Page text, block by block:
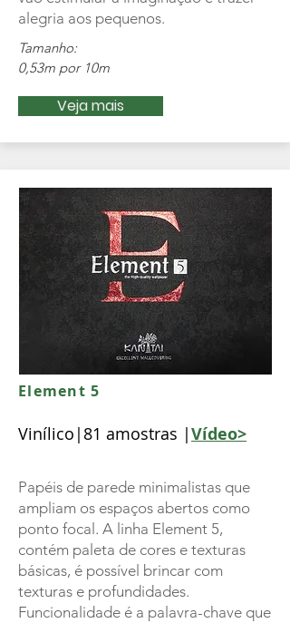
alegria aos pequenos.
Tamanho:
0,53m por 10m
Veja mais
Element 5
Vinílico|81 amostras |Vídeo>
Papéis de parede minimalistas que
ampliam os espaços abertos como
ponto focal. A linha Element 5,
contém paleta de cores e texturas
básicas, é possível brincar com
texturas e profundidades.
Funcionalidade é a palavra-chave que